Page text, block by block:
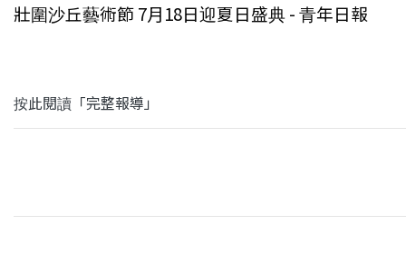
壯圍沙丘藝術節 7月18日迎夏日盛典 - 青年日報
按此閱讀「完整報導」